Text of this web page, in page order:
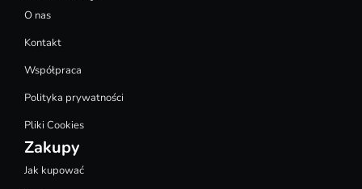
O nas
Kontakt
Współpraca
Polityka prywatności
Pliki Cookies
Zakupy
Jak kupować